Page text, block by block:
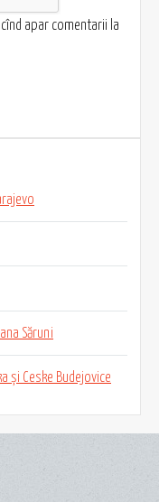
apar comentarii la
Săruni
și Ceske Budejovice